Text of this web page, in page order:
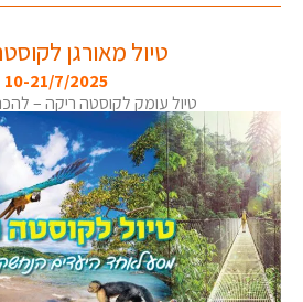
טיול מאורגן
10-21/7/2025
טיול עומק לקוסטה ריקה –